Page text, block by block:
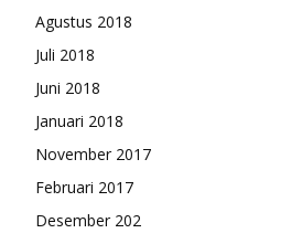
Agustus 2018
Juli 2018
Juni 2018
Januari 2018
November 2017
Februari 2017
Desember 202